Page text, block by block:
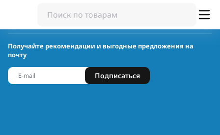
Получайте рекомендации и выгодные предложения на
почту
Подписаться